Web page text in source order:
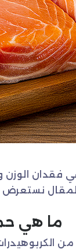
في فقدان
ما هي